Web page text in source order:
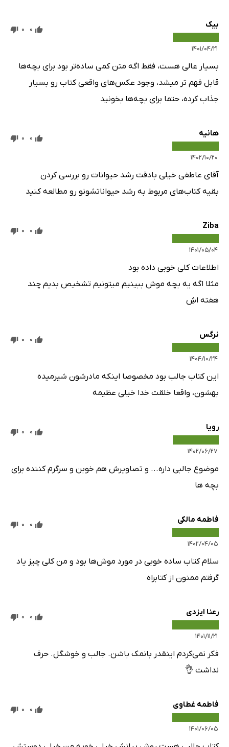
بیک
۱۴۰۱/۰۴/۲۱
0
0
بسیار عالی هست، فقط اگه متن کمی ساده‌تر بود برای بچه‌ها
قابل فهم تر میشد، وجود عکس‌های واقعی کتاب رو بسیار
جذاب کرده، حتما برای بچه‌ها بخونید
هانیه
۱۴۰۲/۱۰/۲۰
0
0
آقای عاطفی خیلی بادقت رشد حیوانات رو بررسی کردن
بقیه کتاب‌های مربوط به رشد حیواناتشونو رو مطالعه کنید
Ziba
۱۴۰۱/۰۵/۰۴
0
0
اطلاعات کلی خوبی داده بود
مثلا اگه یه بچه موش ببینیم میتونیم تشخیص بدیم چند
هفته اشِ
نرگس
۱۴۰۴/۱۰/۲۴
0
0
این کتاب جالب بود مخصوصا اینکه مادرشون شیرمیده
بهشون، واقعا خلقت خدا خیلی عظیمه
رویا
۱۴۰۲/۰۶/۲۷
0
0
موضوع جالبی داره... و تصاویرش هم خوبن و سرگرم کننده برای
بچه ها
فاطمه مالکی
۱۴۰۲/۰۴/۰۵
0
0
سلام کتاب ساده خوبی در مورد موش‌ها بود و من کلی چیز یاد
گرفتم ممنون از کتابراه
رعنا ایزدی
۱۴۰۱/۱۱/۲۱
0
0
فکر نمی‌کردم اینقدر بانمک باشن. جالب و خوشگل. حرف
نداشت 👌
فاطمه غطاوی
۱۴۰۱/۰۶/۰۵
0
0